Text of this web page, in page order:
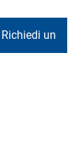
Richiedi un